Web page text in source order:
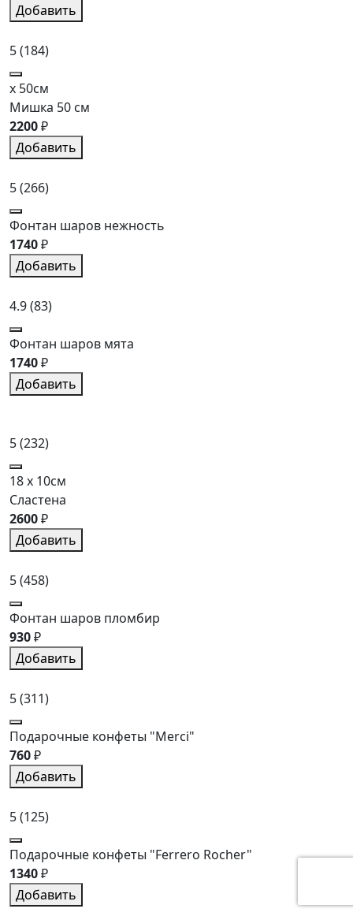
Добавить
5(184)
x 50см
Мишка 50 см
2200₽
Добавить
5(266)
Фонтан шаров нежность
1740₽
Добавить
4.9(83)
Фонтан шаров мята
1740₽
Добавить
5(232)
18 x 10см
Сластена
2600₽
Добавить
5(458)
Фонтан шаров пломбир
930₽
Добавить
5(311)
Подарочные конфеты "Merci"
760₽
Добавить
5(125)
Подарочные конфеты "Ferrero Rocher"
1340₽
Добавить